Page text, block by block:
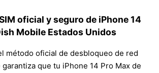
oficial y seguro de iPhone 14
Mobile Estados Unidos
método oficial de desbloqueo de red
garantiza que tu iPhone 14 Pro Max de